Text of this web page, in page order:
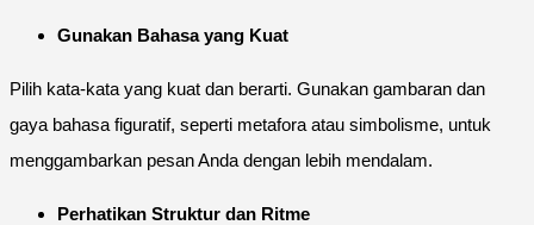
Gunakan Bahasa yang Kuat
Pilih kata-kata yang kuat dan berarti. Gunakan gambaran dan
gaya bahasa figuratif, seperti metafora atau simbolisme, untuk
menggambarkan pesan Anda dengan lebih mendalam.
Perhatikan Struktur dan Ritme